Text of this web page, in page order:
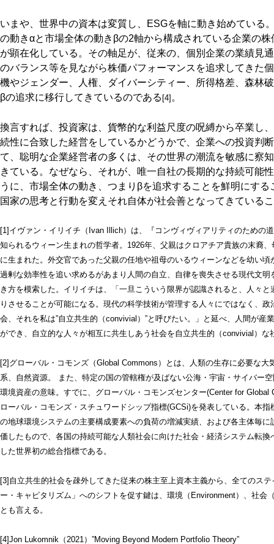
いまや、世界中の資本は変質し、ESGを軸に動き始めている
の動きαと市場全体の動きβの2軸から構成されている企業の
が顕在化している。その軸足が、従来の、個別企業の業績見
のバランス等を見ながら株価パフォーマンスを追求してきた
機やジェンダー、人権、ダイバーシティー、所得格差、森林
βの追求に移行してきているのである [4] 。
換言すれば、投資家は、貨幣的な利益尺度の呪縛から卒業し
続性に合致した経営をしているかどうかで、企業への投資判
て、聡明な企業経営者の多くは、その世界の潮流を敏感に察
きている。なぜなら、それが、唯一自社の長期的な持続可能
うに、市場全体の動き、つまりβを追求することを鮮明にす
国家の思考と行動を変えそれ自体が社会善となってきている
[1]イヴァン・イリイチ（Ivan Illich）は、『コンヴィヴィアリティのための
知られるウィーン生まれの哲学者。1926年、父親はクロアチア貴族の末裔
に生まれた。外交官であった父親の任地や祖母のいるウィーンなどを幼い
過剰な効率性を追い求めるがあまり人間の自立、自律を喪失させる現代文
き方を模索した。イリイチは、「一旦こういう限界が認識されると、人々
りさせることが可能になる。現代の科学技術が管理する人々にではなく、
会、それを私は”自立共生的（convivial）”と呼びたい。」と延べ、人間が産
ができ、自立的な人々が相互に共生しあう社会を自立共生的（convivial）な
[2]グローバル・コモンズ（Global Commons）とは、人類の生存に必要な
系、自然資源。 また、特定の国の管轄権が及ばない公海・宇宙・サイバー
環境資産の意味。すでに、グローバル・コモンズセンター(Center for
ローバル・コモンズ・スチュワードシップ指標(GCSi)を発表している。本
の地球環境システムの主要構成要素への負荷の増減実績、および各主体毎
価したもので、各国の持続可能な人類社会に向けた社会・経済システム転
した世界初の総合指標である。
[3]自立共生的社会を疎外してきた従来の株主至上資本主義から、全てのス
ー・キャピタリズム」へのシフトを促す鍵は、環境（Environment）、社会
とも言える。
[4]Jon Lukomnik（2021）”Moving Beyond Modern Portfolio Theory”